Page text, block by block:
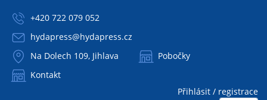
+420 722 079 052
hydapress@hydapress.cz
Na Dolech 109, Jihlava
Pobočky
Kontakt
Přihlásit / registrace